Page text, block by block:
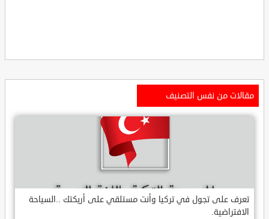
مقالات من نفس التصنيف
تعرف على تجول في تركيا وأنت مستلقي على أريكتك ..السياحة
الافتراضية.